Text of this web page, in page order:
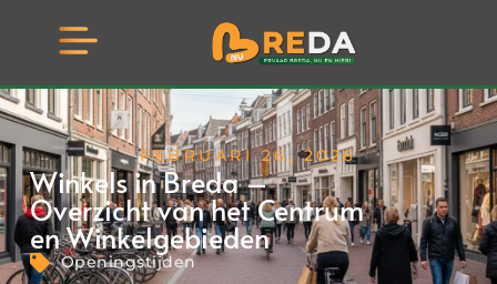
FEBRUARI 26, 2026
Winkels in Breda –
Overzicht van het Centrum
en Winkelgebieden
Openingstijden